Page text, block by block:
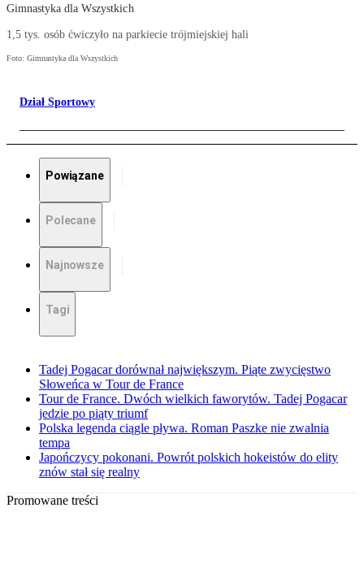
Gimnastyka dla Wszystkich
1,5 tys. osób ćwiczyło na parkiecie trójmiejskiej hali
Foto: Gimnastyka dla Wszystkich
Dział Sportowy
Powiązane
Polecane
Najnowsze
Tagi
Tadej Pogacar dorównał największym. Piąte zwycięstwo
Słoweńca w Tour de France
Tour de France. Dwóch wielkich faworytów. Tadej Pogacar
jedzie po piąty triumf
Polska legenda ciągle pływa. Roman Paszke nie zwalnia
tempa
Japończycy pokonani. Powrót polskich hokeistów do elity
znów stał się realny
Promowane treści